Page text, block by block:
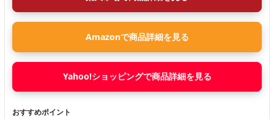
Amazonで商品詳細を見る
Yahoo!ショッピングで商品詳細を見る
おすすめポイント